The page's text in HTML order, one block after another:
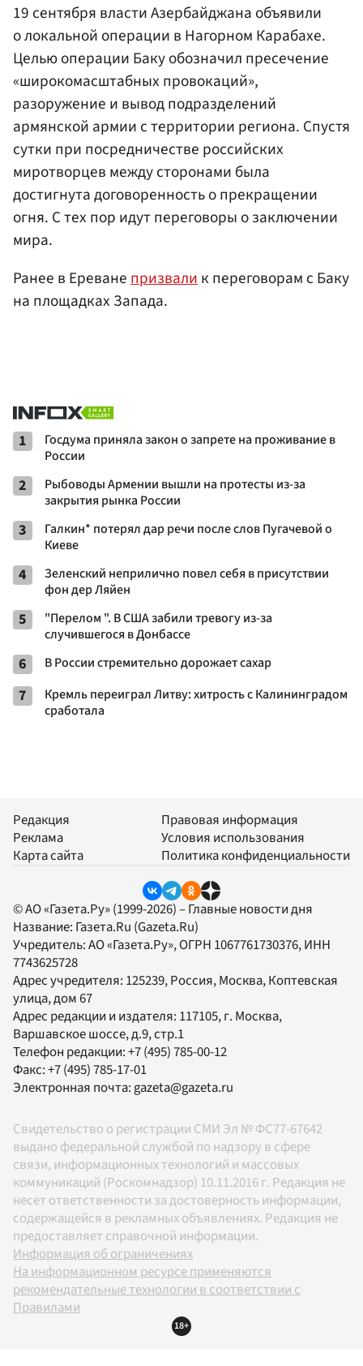
19 сентября власти Азербайджана объявили
о локальной операции в Нагорном Карабахе.
Целью операции Баку обозначил пресечение
«широкомасштабных провокаций»,
разоружение и вывод подразделений
армянской армии с территории региона. Спустя
сутки при посредничестве российских
миротворцев между сторонами была
достигнута договоренность о прекращении
огня. С тех пор идут переговоры о заключении
мира.
Ранее в Ереванепризвалик переговорам с Баку
на площадках Запада.
1
Госдума приняла закон о запрете на проживание в
России
2
Рыбоводы Армении вышли на протесты из-за
закрытия рынка России
3
Галкин* потерял дар речи после слов Пугачевой о
Киеве
4
Зеленский неприлично повел cебя в присутствии
фон дер Ляйен
5
"Перелом ". В США забили тревогу из-за
случившегося в Донбассе
6 В России стремительно дорожает сахар
7
Кремль переиграл Литву: хитрость с Калининградом
сработала
Редакция
Реклама
Карта сайта
Правовая информация
Условия использования
Политика конфиденциальности
© АО «Газета.Ру» (1999-2026) – Главные новости дня
Название: Газета.Ru (Gazeta.Ru)
Учредитель:АО «Газета.Ру», ОГРН 1067761730376, ИНН
7743625728
Адрес учредителя: 125239, Россия, Москва, Коптевская
улица, дом 67
Адрес редакции и издателя: 117105, г. Москва,
Варшавское шоссе, д.9, стр.1
Телефон редакции:+7 (495) 785-00-12
Факс:+7 (495) 785-17-01
Электронная почта:gazeta@gazeta.ru
Свидетельство о регистрации СМИ Эл № ФС77-67642
выдано федеральной службой по надзору в сфере
связи, информационных технологий и массовых
коммуникаций (Роскомнадзор) 10.11.2016 г. Редакция не
несет ответственности за достоверность информации,
содержащейся в рекламных объявлениях. Редакция не
предоставляет справочной информации.
Информация об ограничениях
На информационном ресурсе применяются
рекомендательные технологии в соответствии с
Правилами
18+